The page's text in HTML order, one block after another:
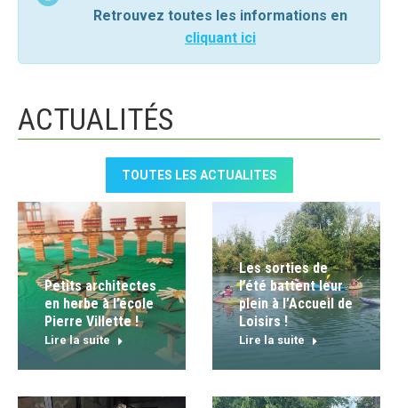
Retrouvez toutes les informations en
cliquant ici
ACTUALITÉS
TOUTES LES ACTUALITES
Petits architectes
en herbe à l’école
Pierre Villette !
Lire la suite
Les sorties de
l’été battent leur
plein à l’Accueil de
Loisirs !
Lire la suite